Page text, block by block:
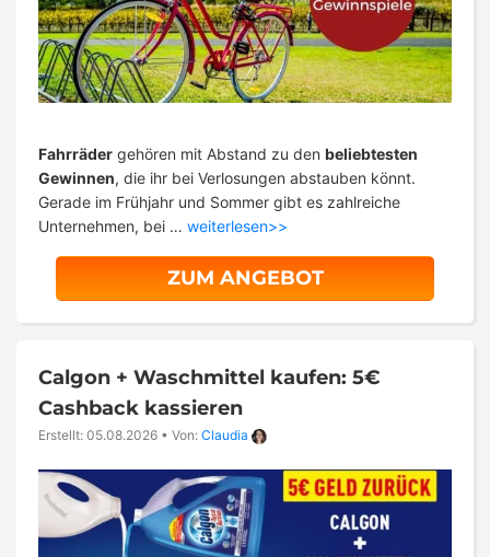
Fahrräder gehören mit Abstand zu den beliebtesten
Gewinnen, die ihr bei Verlosungen abstauben könnt.
Gerade im Frühjahr und Sommer gibt es zahlreiche
Unternehmen, bei … weiterlesen>>
ZUM ANGEBOT
Calgon + Waschmittel kaufen: 5€
Cashback kassieren
Erstellt: 05.08.2026 • Von: Claudia